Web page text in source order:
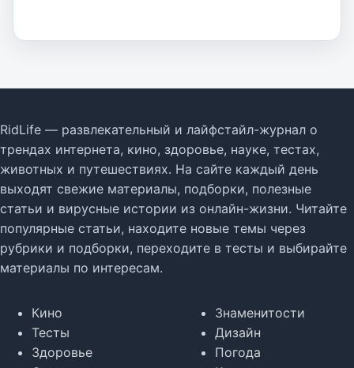
RidLife — развлекательный и лайфстайл-журнал о
трендах интернета, кино, здоровье, науке, тестах,
животных и путешествиях. На сайте каждый день
выходят свежие материалы, подборки, полезные
статьи и вирусные истории из онлайн-жизни. Читайте
популярные статьи, находите новые темы через
рубрики и подборки, переходите в тесты и выбирайте
материалы по интересам.
Кино
Тесты
Здоровье
Знаменитости
Дизайн
Погода